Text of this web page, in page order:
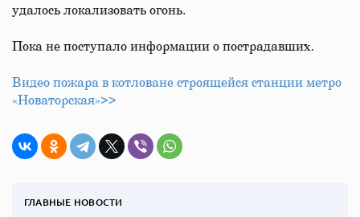
удалось локализовать огонь.
Пока не поступало информации о пострадавших.
Видео пожара в котловане строящейся станции метро
«Новаторская»>>
ГЛАВНЫЕ НОВОСТИ